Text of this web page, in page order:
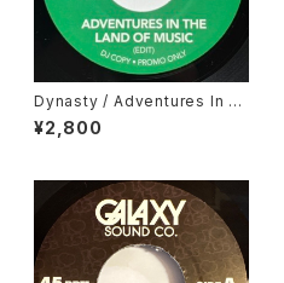
Dynasty / Adventures In T
he Land Of Music, Cesar M
ariano & Cia / Metropole
¥2,800